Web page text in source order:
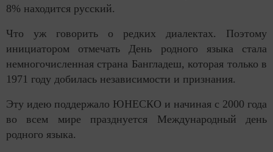
8% находится русский.
Что уж говорить о редких диалектах. Поэтому
инициатором отмечать День родного языка стала
немногочисленная страна Бангладеш, которая только в
1971 году добилась независимости и признания.
Эту идею поддержало ЮНЕСКО и начиная с 2000 года
во всем мире празднуется Международный день
родного языка.